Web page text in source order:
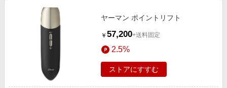
ヤーマン ポイントリフト
￥ 57,200+送料固定
2.5%
ストアにすすむ